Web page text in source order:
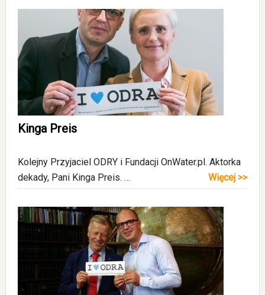
Kinga Preis
Kolejny Przyjaciel ODRY i Fundacji OnWater.pl. Aktorka
dekady, Pani Kinga Preis. …
Więcej >>